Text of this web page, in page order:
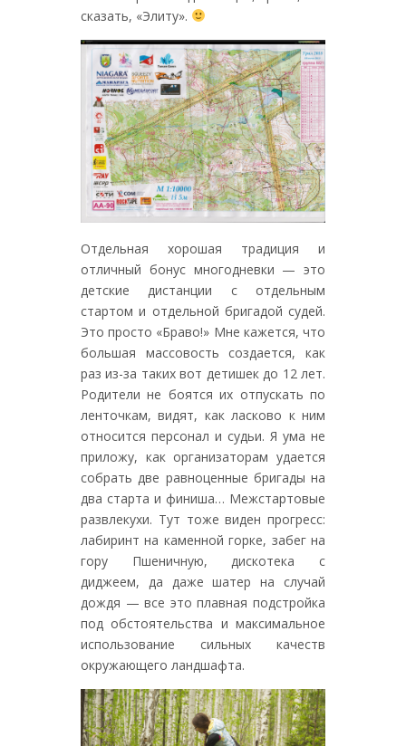
сказать, «Элиту».
Отдельная хорошая традиция и
отличный бонус многодневки — это
детские дистанции с отдельным
стартом и отдельной бригадой судей.
Это просто «Браво!» Мне кажется, что
большая массовость создается, как
раз из-за таких вот детишек до 12 лет.
Родители не боятся их отпускать по
ленточкам, видят, как ласково к ним
относится персонал и судьи. Я ума не
приложу, как организаторам удается
собрать две равноценные бригады на
два старта и финиша… Межстартовые
развлекухи. Тут тоже виден прогресс:
лабиринт на каменной горке, забег на
гору Пшеничную, дискотека с
диджеем, да даже шатер на случай
дождя — все это плавная подстройка
под обстоятельства и максимальное
использование сильных качеств
окружающего ландшафта.